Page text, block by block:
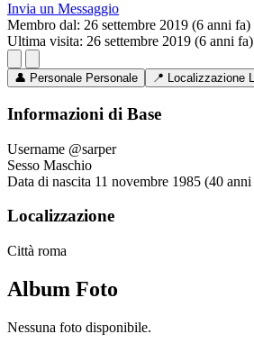
Invia un Messaggio
Membro dal: 26 settembre 2019 (6 anni fa)
Ultima visita: 26 settembre 2019 (6 anni fa)
👤 Personale Personale 📍 Localizzazione
Informazioni di Base
Username @sarper
Sesso Maschio
Data di nascita 11 novembre 1985 (40
Localizzazione
Città roma
Album Foto
Nessuna foto disponibile.